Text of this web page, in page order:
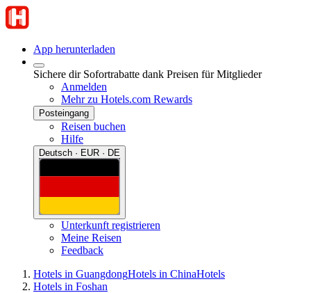
App herunterladen
Sichere dir Sofortrabatte dank Preisen für Mitglieder
Anmelden
Mehr zu Hotels.com Rewards
Posteingang
Reisen buchen
Hilfe
Deutsch · EUR · DE
Unterkunft registrieren
Meine Reisen
Feedback
Hotels in GuangdongHotels in ChinaHotels
Hotels in Foshan